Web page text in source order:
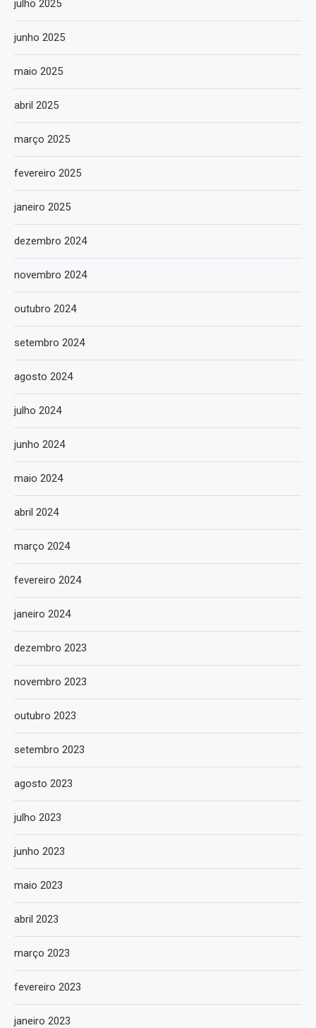
julho 2025
junho 2025
maio 2025
abril 2025
março 2025
fevereiro 2025
janeiro 2025
dezembro 2024
novembro 2024
outubro 2024
setembro 2024
agosto 2024
julho 2024
junho 2024
maio 2024
abril 2024
março 2024
fevereiro 2024
janeiro 2024
dezembro 2023
novembro 2023
outubro 2023
setembro 2023
agosto 2023
julho 2023
junho 2023
maio 2023
abril 2023
março 2023
fevereiro 2023
janeiro 2023